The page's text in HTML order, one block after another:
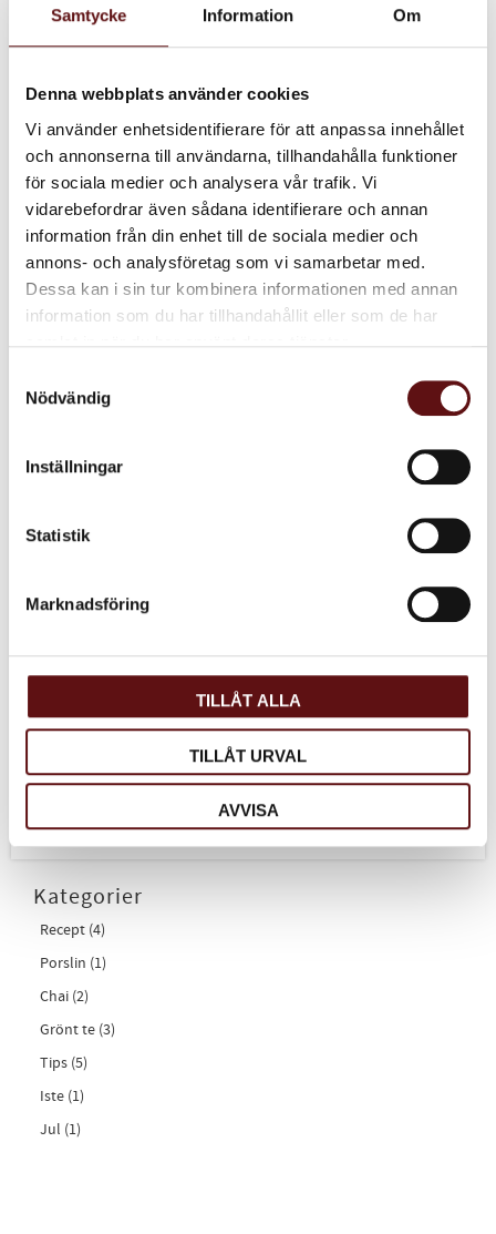
Samtycke Information Om
Denna webbplats använder cookies
Vi använder enhetsidentifierare för att anpassa innehållet
och annonserna till användarna, tillhandahålla funktioner
för sociala medier och analysera vår trafik. Vi
vidarebefordrar även sådana identifierare och annan
information från din enhet till de sociala medier och
annons- och analysföretag som vi samarbetar med.
Dessa kan i sin tur kombinera informationen med annan
information som du har tillhandahållit eller som de har
Nödvändig
Inställningar
Statistik
Marknadsföring
TILLÅT ALLA
TILLÅT URVAL
AVVISA
Kategorier
Recept (4)
Porslin (1)
Chai (2)
Grönt te (3)
Tips (5)
Iste (1)
Jul (1)